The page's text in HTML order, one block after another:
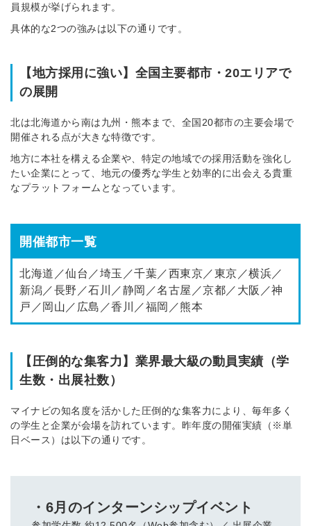
員規模が挙げられます。
具体的な2つの強みは以下の通りです。
【地方採用に強い】全国主要都市・20エリアで
の展開
北は北海道から南は九州・熊本まで、全国20都市の主要会場で
開催される点が大きな特徴です。
地方に本社を構える企業や、特定の地域での採用活動を強化し
たい企業にとって、地元の優秀な学生と効率的に出会える貴重
なプラットフォームとなっています。
開催都市一覧
北海道／仙台／埼玉／千葉／西東京／東京／横浜／
新潟／長野／石川／静岡／名古屋／京都／大阪／神
戸／岡山／広島／香川／福岡／熊本
【圧倒的な集客力】業界最大級の動員実績（学
生数・出展社数）
マイナビの知名度を活かした圧倒的な集客力により、毎年多く
の学生と企業が会場を訪れています。昨年度の開催実績（※単
日ベース）は以下の通りです。
・6月のインターンシップイベント
簡単10秒！無料会員登録
採用課題の解決、新しい採用の
採用にまつわる独自の調査レポ
ートが届く